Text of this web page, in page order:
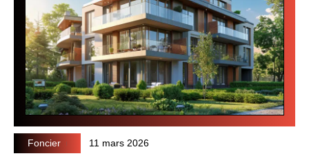
Foncier 11 mars 2026